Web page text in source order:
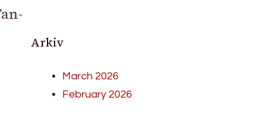
Arkiv
March 2026
February 2026